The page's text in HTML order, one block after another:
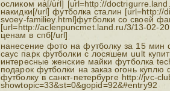
осликом иа[/url] [url=http://
накидки[/url] футболка сталин [url=http://
svoey-familiey.html]футболки со своей
[url=http://aclenpuncmet.land.ru/3/13-02-
ценам в спб[/url]
нанесение фото на футболку за 15 мин
саус парк футболки c лосяшем uult
интересные женские майки футболка
подарок футболки на заказ огонь
футболку в санкт-петербурге http://jvc-
showtopic=33&st=0&gopid=92&#entry92